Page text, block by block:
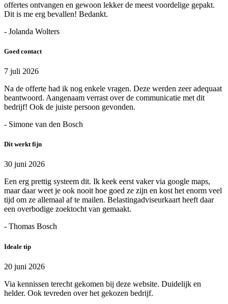
offertes ontvangen en gewoon lekker de meest voordelige gepakt.
Dit is me erg bevallen! Bedankt.
- Jolanda Wolters
Goed contact
7 juli 2026
Na de offerte had ik nog enkele vragen. Deze werden zeer adequaat
beantwoord. Aangenaam verrast over de communicatie met dit
bedrijf! Ook de juiste persoon gevonden.
- Simone van den Bosch
Dit werkt fijn
30 juni 2026
Een erg prettig systeem dit. Ik keek eerst vaker via google maps,
maar daar weet je ook nooit hoe goed ze zijn en kost het enorm veel
tijd om ze allemaal af te mailen. Belastingadviseurkaart heeft daar
een overbodige zoektocht van gemaakt.
- Thomas Bosch
Ideale tip
20 juni 2026
Via kennissen terecht gekomen bij deze website. Duidelijk en
helder. Ook tevreden over het gekozen bedrijf.